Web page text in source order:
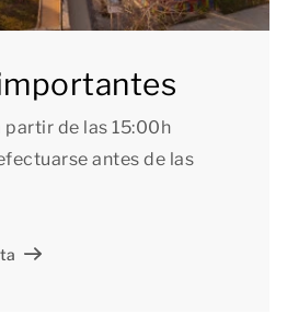
partir de las 15:00h
antes de las